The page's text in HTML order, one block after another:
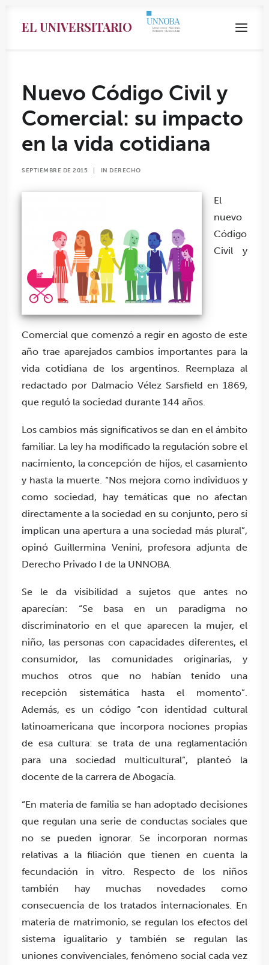
EL UNIVERSITARIO
Search
Nuevo Código Civil y
Comercial: su impacto
en la vida cotidiana
SEPTIEMBRE DE 2015 IN DERECHO
El
nuevo
Código
Civil y
Comercial que comenzó a regir en agosto de este
año trae aparejados cambios importantes para la
vida cotidiana de los argentinos. Reemplaza al
redactado por Dalmacio Vélez Sarsfield en 1869,
que reguló la sociedad durante 144 años.
Los cambios más significativos se dan en el ámbito
familiar. La ley ha modificado la regulación sobre el
nacimiento, la concepción de hijos, el casamiento
y hasta la muerte. “Nos mejora como individuos y
como sociedad, hay temáticas que no afectan
directamente a la sociedad en su conjunto, pero sí
implican una apertura a una sociedad más plural”,
opinó Guillermina Venini, profesora adjunta de
Derecho Privado I de la UNNOBA.
Se le da visibilidad a sujetos que antes no
aparecían: “Se basa en un paradigma no
discriminatorio en el que aparecen la mujer, el
niño, las personas con capacidades diferentes, el
consumidor, las comunidades originarias, y
muchos otros que no habían tenido una
recepción sistemática hasta el momento”.
Además, es un código “con identidad cultural
latinoamericana que incorpora nociones propias
de esa cultura: se trata de una reglamentación
para una sociedad multicultural”, planteó la
docente de la carrera de Abogacía.
“En materia de familia se han adoptado decisiones
que regulan una serie de conductas sociales que
no se pueden ignorar. Se incorporan normas
relativas a la filiación que tienen en cuenta la
fecundación in vitro. Respecto de los niños
también hay muchas novedades como
consecuencia de los tratados internacionales. En
materia de matrimonio, se regulan los efectos del
sistema igualitario y también se regulan las
uniones convivenciales, fenómeno social cada vez